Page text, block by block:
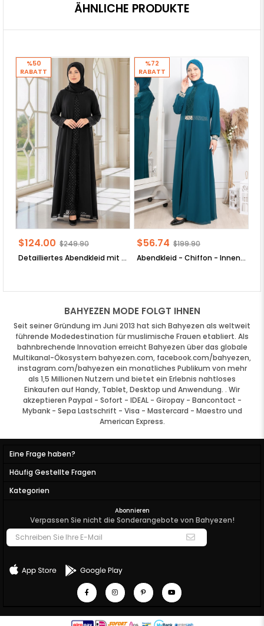
ÄHNLICHE PRODUKTE
Detailliertes Abendkleid mit Paillettenstickerei SchwarzFHM854
$124.00 $249.90
%50
RABATT
Abendkleid - Chiffon - Innenfutter - Stehkragen - Smaragdgrün - FHM411
$56.74 $199.90
%72
RABATT
BAHYEZEN MODE FOLGT IHNEN
Seit seiner Gründung im Juni 2013 hat sich Bahyezen als weltweit
führende Modedestination für muslimische Frauen etabliert. Als
bahnbrechende Innovation erreicht Bahyezen über das globale
Multikanal-Ökosystem bahyezen.com, facebook.com/bahyezen,
instagram.com/bahyezen ein monatliches Publikum von mehr
als 1,5 Millionen Nutzern und bietet ein Erlebnis nahtloses
Einkaufen auf Handy, Tablet, Desktop und Anwendung. . Wir
akzeptieren Paypal - Sofort - IDEAL - Giropay - Bancontact -
Mybank - Sepa Lastschrift - Visa - Mastercard - Maestro und
American Express.
Eine Frage haben?
Häufig Gestellte Fragen
Kategorien
Abonnieren
Verpassen Sie nicht die Sonderangebote von Bahyezen!